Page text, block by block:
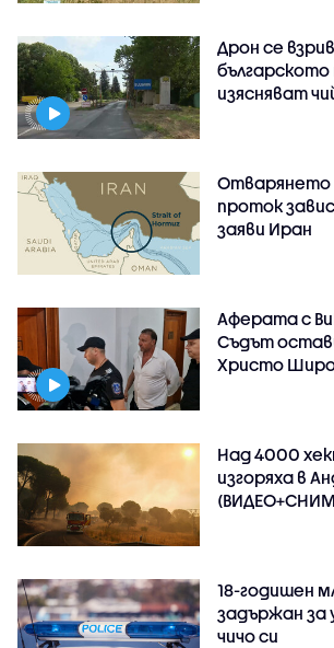
Дрон се
изясняват
Отварянето
проток
заяви Иран
Аферата с
Съдът
Христо
Над 4000
изгоряха в
18-годишен
задържан за
чичо си